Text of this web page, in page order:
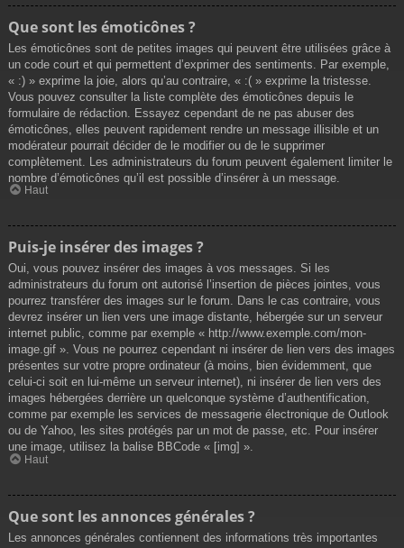
Que sont les émoticônes ?
Les émoticônes sont de petites images qui peuvent être utilisées grâce à
un code court et qui permettent d’exprimer des sentiments. Par exemple,
« :) » exprime la joie, alors qu’au contraire, « :( » exprime la tristesse.
Vous pouvez consulter la liste complète des émoticônes depuis le
formulaire de rédaction. Essayez cependant de ne pas abuser des
émoticônes, elles peuvent rapidement rendre un message illisible et un
modérateur pourrait décider de le modifier ou de le supprimer
complètement. Les administrateurs du forum peuvent également limiter le
nombre d’émoticônes qu’il est possible d’insérer à un message.
Haut
Puis-je insérer des images ?
Oui, vous pouvez insérer des images à vos messages. Si les
administrateurs du forum ont autorisé l’insertion de pièces jointes, vous
pourrez transférer des images sur le forum. Dans le cas contraire, vous
devrez insérer un lien vers une image distante, hébergée sur un serveur
internet public, comme par exemple « http://www.exemple.com/mon-
image.gif ». Vous ne pourrez cependant ni insérer de lien vers des images
présentes sur votre propre ordinateur (à moins, bien évidemment, que
celui-ci soit en lui-même un serveur internet), ni insérer de lien vers des
images hébergées derrière un quelconque système d’authentification,
comme par exemple les services de messagerie électronique de Outlook
ou de Yahoo, les sites protégés par un mot de passe, etc. Pour insérer
une image, utilisez la balise BBCode « [img] ».
Haut
Que sont les annonces générales ?
Les annonces générales contiennent des informations très importantes